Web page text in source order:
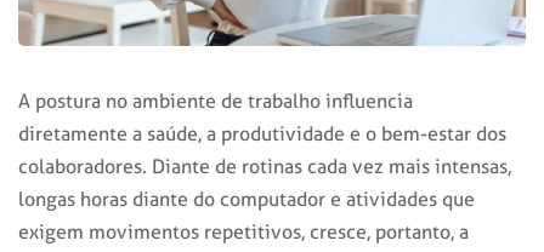
A postura no ambiente de trabalho influencia
diretamente a saúde, a produtividade e o bem-estar dos
colaboradores. Diante de rotinas cada vez mais intensas,
longas horas diante do computador e atividades que
exigem movimentos repetitivos, cresce, portanto, a